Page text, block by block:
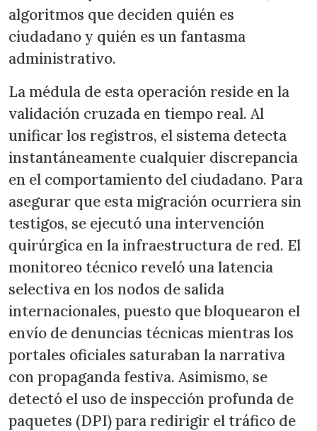
algoritmos que deciden quién es
ciudadano y quién es un fantasma
administrativo.
La médula de esta operación reside en la
validación cruzada en tiempo real. Al
unificar los registros, el sistema detecta
instantáneamente cualquier discrepancia
en el comportamiento del ciudadano. Para
asegurar que esta migración ocurriera sin
testigos, se ejecutó una intervención
quirúrgica en la infraestructura de red. El
monitoreo técnico reveló una latencia
selectiva en los nodos de salida
internacionales, puesto que bloquearon el
envío de denuncias técnicas mientras los
portales oficiales saturaban la narrativa
con propaganda festiva. Asimismo, se
detectó el uso de inspección profunda de
paquetes (DPI) para redirigir el tráfico de